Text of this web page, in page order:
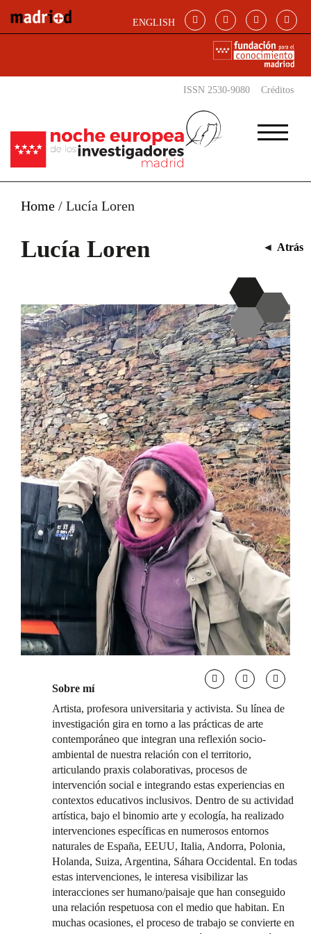
ENGLISH
ISSN 2530-9080 Créditos
Home / Lucía Loren
Lucía Loren ◄ Atrás
Sobre mí
Artista, profesora universitaria y activista. Su línea de
investigación gira en torno a las prácticas de arte
contemporáneo que integran una reflexión socio-
ambiental de nuestra relación con el territorio,
articulando praxis colaborativas, procesos de
intervención social e integrando estas experiencias en
contextos educativos inclusivos. Dentro de su actividad
artística, bajo el binomio arte y ecología, ha realizado
intervenciones específicas en numerosos entornos
naturales de España, EEUU, Italia, Andorra, Polonia,
Holanda, Suiza, Argentina, Sáhara Occidental. En todas
estas intervenciones, le interesa visibilizar las
interacciones ser humano/paisaje que han conseguido
una relación respetuosa con el medio que habitan. En
muchas ocasiones, el proceso de trabajo se convierte en